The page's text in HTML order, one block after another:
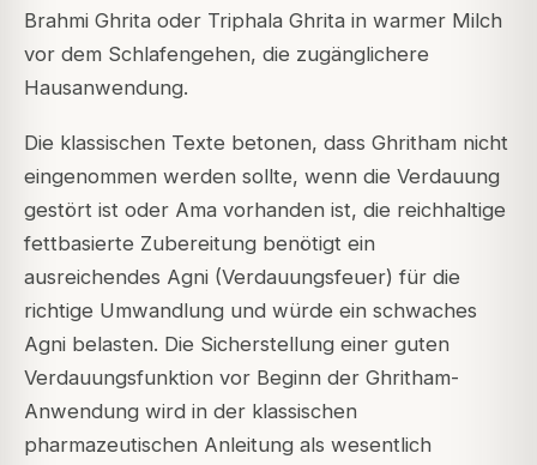
Brahmi Ghrita oder Triphala Ghrita in warmer Milch
vor dem Schlafengehen, die zugänglichere
Hausanwendung.
Die klassischen Texte betonen, dass Ghritham nicht
eingenommen werden sollte, wenn die Verdauung
gestört ist oder Ama vorhanden ist, die reichhaltige
fettbasierte Zubereitung benötigt ein
ausreichendes Agni (Verdauungsfeuer) für die
richtige Umwandlung und würde ein schwaches
Agni belasten. Die Sicherstellung einer guten
Verdauungsfunktion vor Beginn der Ghritham-
Anwendung wird in der klassischen
pharmazeutischen Anleitung als wesentlich